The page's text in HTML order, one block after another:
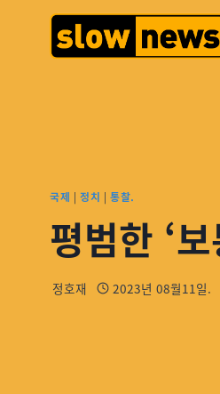
국제 | 정치 | 통찰.
평범한 ‘
정호재 2023년 08월11일.